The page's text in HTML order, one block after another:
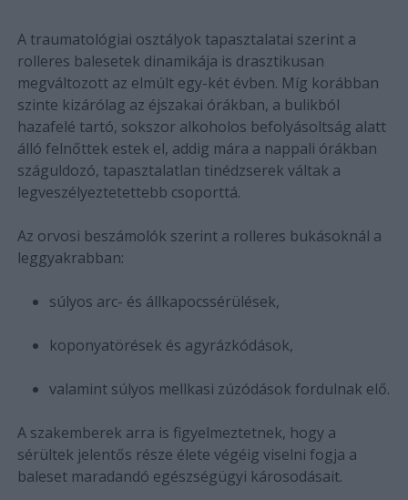
A traumatológiai osztályok tapasztalatai szerint a
rolleres balesetek dinamikája is drasztikusan
megváltozott az elmúlt egy-két évben. Míg korábban
szinte kizárólag az éjszakai órákban, a bulikból
hazafelé tartó, sokszor alkoholos befolyásoltság alatt
álló felnőttek estek el, addig mára a nappali órákban
száguldozó, tapasztalatlan tinédzserek váltak a
legveszélyeztetettebb csoporttá.
Az orvosi beszámolók szerint a rolleres bukásoknál a
leggyakrabban:
súlyos arc- és állkapocssérülések,
koponyatörések és agyrázkódások,
valamint súlyos mellkasi zúzódások fordulnak elő.
A szakemberek arra is figyelmeztetnek, hogy a
sérültek jelentős része élete végéig viselni fogja a
baleset maradandó egészségügyi károsodásait.